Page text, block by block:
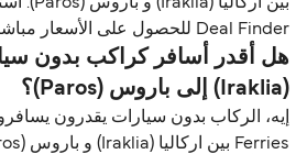
Deal Finder للحصول على الأسعار مباشرة.
هل أقدر أسافر كراكب بدون
(Iraklia) إلى باروس (Paros)؟
Ferries بين اركاليا (Iraklia) و باروس (Paros).